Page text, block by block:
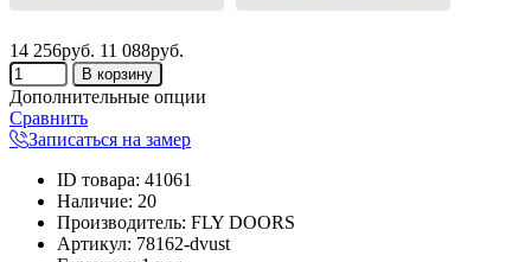
14 256руб. 11 088руб.
Дополнительные опции
Сравнить
Записаться на замер
ID товара: 41061
Наличие: 20
Производитель: FLY DOORS
Артикул: 78162-dvust